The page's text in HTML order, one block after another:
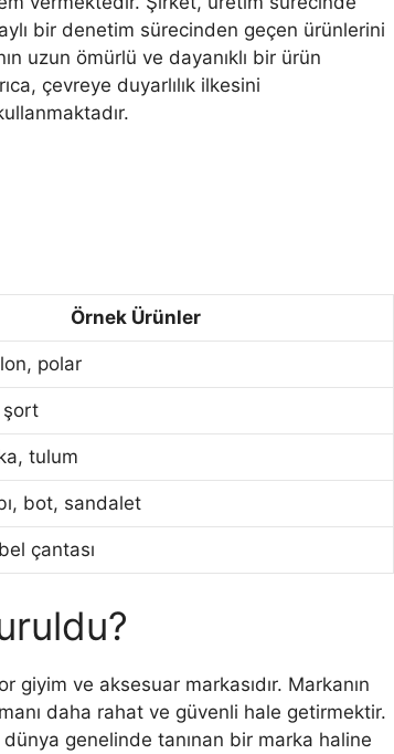
bir denetim sürecinden geçen ürünlerini
uzun ömürlü ve dayanıklı bir ürün
çevreye duyarlılık ilkesini
Örnek Ürünler
polar
şort
tulum
bot, sandalet
çantası
giyim ve aksesuar markasıdır. Markanın
daha rahat ve güvenli hale getirmektir.
genelinde tanınan bir marka haline